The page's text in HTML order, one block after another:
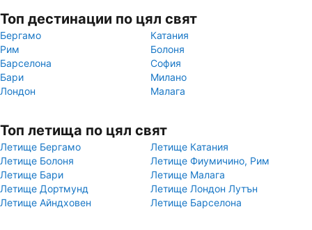
Топ дестинации по цял свят
Бергамо
Катания
Рим
Болоня
Барселона
София
Бари
Милано
Лондон
Малага
Топ летища по цял свят
Летище Бергамо
Летище Катания
Летище Болоня
Летище Фиумичино, Рим
Летище Бари
Летище Малага
Летище Дортмунд
Летище Лондон Лутън
Летище Айндховен
Летище Барселона